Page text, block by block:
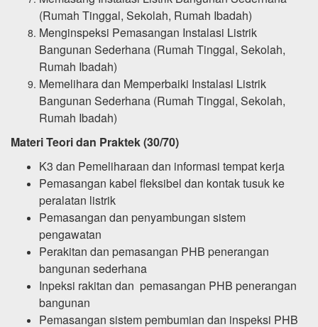
(Rumah Tinggal, Sekolah, Rumah Ibadah)
Menginspeksi Pemasangan Instalasi Listrik
Bangunan Sederhana (Rumah Tinggal, Sekolah,
Rumah Ibadah)
Memelihara dan Memperbaiki Instalasi Listrik
Bangunan Sederhana (Rumah Tinggal, Sekolah,
Rumah Ibadah)
Materi Teori dan Praktek (30/70)
K3 dan Pemeliharaan dan informasi tempat kerja
Pemasangan kabel fleksibel dan kontak tusuk ke
peralatan listrik
Pemasangan dan penyambungan sistem
pengawatan
Perakitan dan pemasangan PHB penerangan
bangunan sederhana
Inpeksi rakitan dan pemasangan PHB penerangan
bangunan
Pemasangan sistem pembumian dan inspeksi PHB